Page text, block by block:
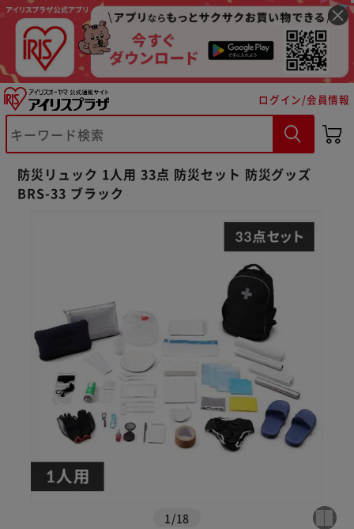
ログイン/会員情報
防災リュック 1人用 33点 防災セット 防災グッズ
BRS-33 ブラック
1 /18